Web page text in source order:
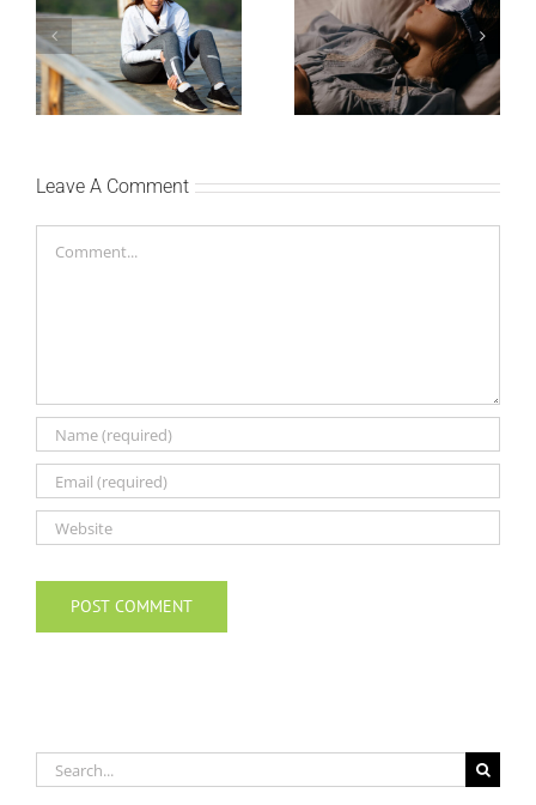
Treniraj pametno: Kako
da izbegneš povrede i
ostaneš u top formi
Zašto je važno da
spavaš 8 sati?
Leave A Comment
Search
for: